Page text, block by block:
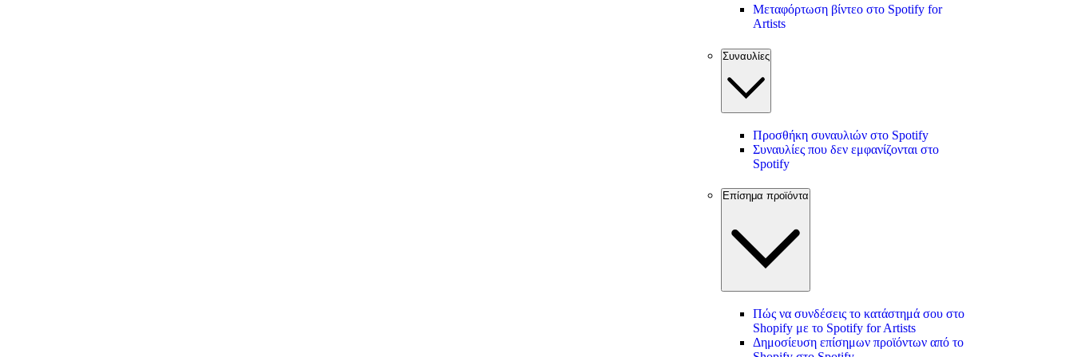
Μεταφόρτωση βίντεο στο Spotify for
Artists
Συναυλίες
Προσθήκη συναυλιών στο Spotify
Συναυλίες που δεν εμφανίζονται στο
Spotify
Επίσημα προϊόντα
Πώς να συνδέσεις το κατάστημά σου στο
Shopify με το Spotify for Artists
Δημοσίευση επίσημων προϊόντων από το